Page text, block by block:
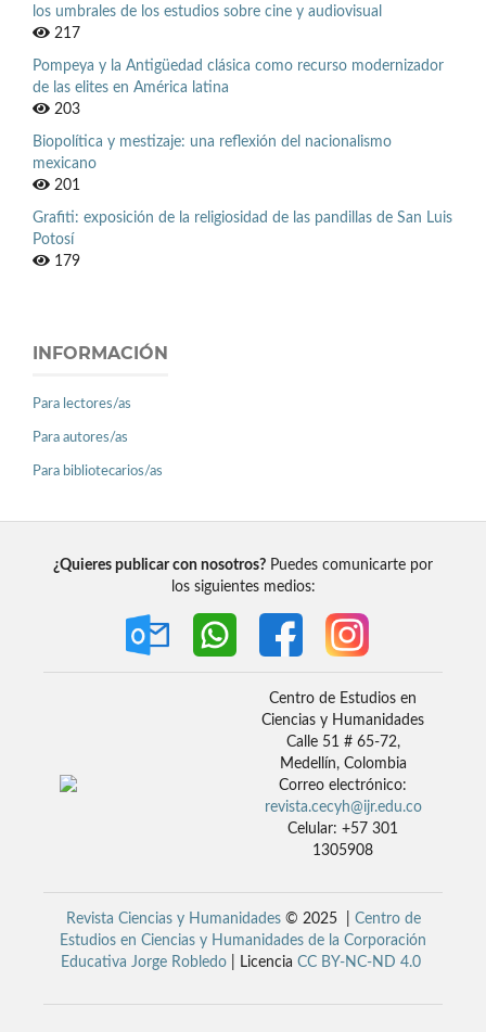
los umbrales de los estudios sobre cine y audiovisual
217
Pompeya y la Antigüedad clásica como recurso modernizador
de las elites en América latina
203
Biopolítica y mestizaje: una reflexión del nacionalismo
mexicano
201
Grafiti: exposición de la religiosidad de las pandillas de San Luis
Potosí
179
INFORMACIÓN
Para lectores/as
Para autores/as
Para bibliotecarios/as
¿Quieres publicar con nosotros? Puedes comunicarte por
los siguientes medios:
Centro de Estudios en
Ciencias y Humanidades
Calle 51 # 65-72,
Medellín, Colombia
Correo electrónico:
revista.cecyh@ijr.edu.co
Celular: +57 301
1305908
Revista Ciencias y Humanidades© 2025 | Centro de
Estudios en Ciencias y Humanidades de la Corporación
Educativa Jorge Robledo | Licencia CC BY-NC-ND 4.0